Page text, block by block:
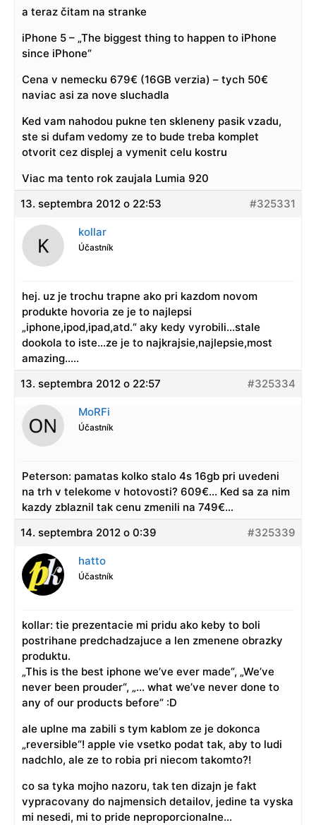
a teraz čitam na stranke
iPhone 5 – „The biggest thing to happen to iPhone
since iPhone“
Cena v nemecku 679€ (16GB verzia) – tych 50€
naviac asi za nove sluchadla
Ked vam nahodou pukne ten skleneny pasik vzadu,
ste si dufam vedomy ze to bude treba komplet
otvorit cez displej a vymenit celu kostru
Viac ma tento rok zaujala Lumia 920
13. septembra 2012 o 22:53
#325331
kollar
Účastník
hej. uz je trochu trapne ako pri kazdom novom
produkte hovoria ze je to najlepsi
„iphone,ipod,ipad,atd.“ aky kedy vyrobili…stale
dookola to iste…ze je to najkrajsie,najlepsie,most
amazing…..
13. septembra 2012 o 22:57
#325334
MoRFi
Účastník
Peterson: pamatas kolko stalo 4s 16gb pri uvedeni
na trh v telekome v hotovosti? 609€… Ked sa za nim
kazdy zblaznil tak cenu zmenili na 749€…
14. septembra 2012 o 0:39
#325339
hatto
Účastník
kollar: tie prezentacie mi pridu ako keby to boli
postrihane predchadzajuce a len zmenene obrazky
produktu.
„This is the best iphone we’ve ever made“, „We’ve
never been prouder“, „… what we’ve never done to
any of our products before“ :D
ale uplne ma zabili s tym kablom ze je dokonca
„reversible“! apple vie vsetko podat tak, aby to ludi
nadchlo, ale ze to robia pri niecom takomto?!
co sa tyka mojho nazoru, tak ten dizajn je fakt
vypracovany do najmensich detailov, jedine ta vyska
mi nesedi, mi to pride neproporcionalne…